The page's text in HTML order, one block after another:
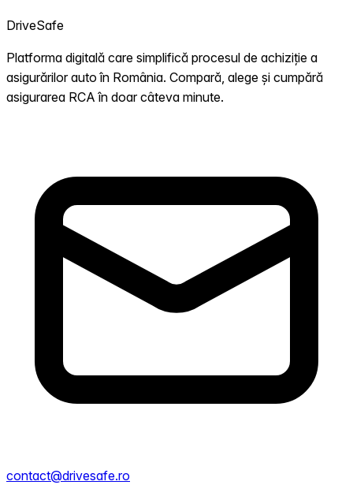
DriveSafe
Platforma digitală care simplifică procesul de achiziție a
asigurărilor auto în România. Compară, alege și cumpără
asigurarea RCA în doar câteva minute.
contact@drivesafe.ro